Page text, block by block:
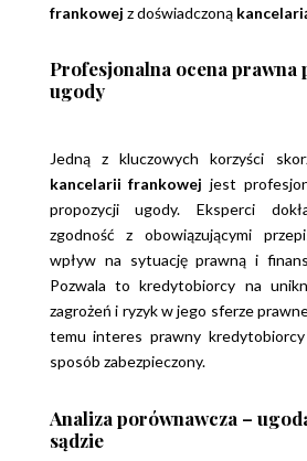
frankowej z doświadczoną
Profesjonalna ocena prawna
ugody
Jedną z kluczowych korzyści
kancelarii frankowej jest
propozycji ugody. Eksperci
zgodność z obowiązującymi
wpływ na sytuację prawną i
Pozwala to kredytobiorcy na
zagrożeń i ryzyk w jego sferze
temuinteres prawny
sposób zabezpieczony.
Analiza porównawcza –
sądzie